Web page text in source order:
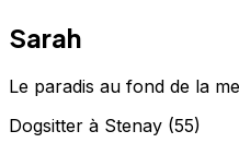
Sarah
Le paradis au fond de la
Dogsitter à Stenay (55)